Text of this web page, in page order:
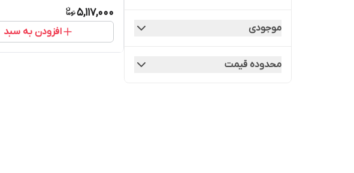
موجودی
محدوده قیمت
5,117,000
افزودن به سبد